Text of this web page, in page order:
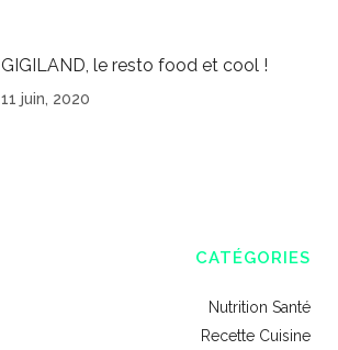
GIGILAND, le resto food et cool !
11 juin, 2020
CATÉGORIES
Nutrition Santé
Recette Cuisine